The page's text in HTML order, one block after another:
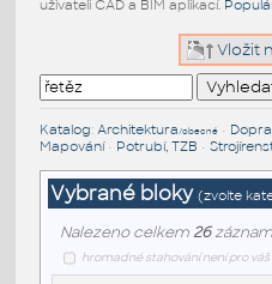
uživateli CAD a BIM aplikací.
Vložit
Katalog: Architektura/obecné•
Mapování• Potrubí, TZB •
Vybrané bloky (zvolte
Nalezeno celkem 26
hromadné stahování není pro